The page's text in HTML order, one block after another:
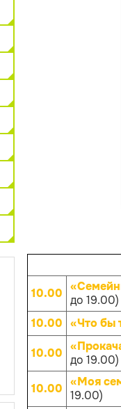
10.00 до 19.00)
10.00 «Что бы
10.00 до 19.00)
10.00 «Моя
19.00)